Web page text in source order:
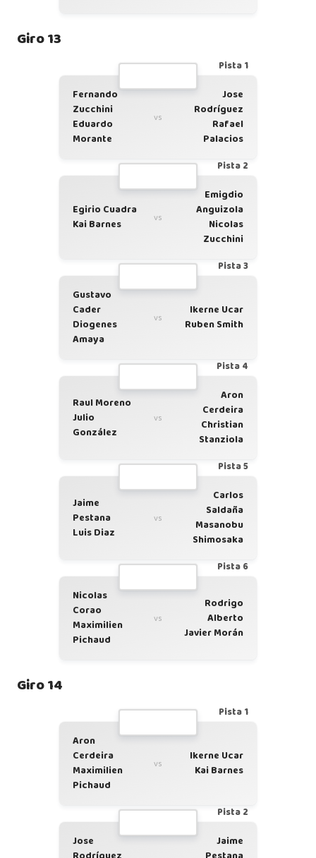
Giro 13
Pista 1
Fernando
Zucchini
Eduardo
Morante
vs
Jose
Rodríguez
Rafael
Palacios
Pista 2
Egirio Cuadra
Kai Barnes
vs
Emigdio
Anguizola
Nicolas
Zucchini
Pista 3
Gustavo
Cader
Diogenes
Amaya
vs
Ikerne Ucar
Ruben Smith
Pista 4
Raul Moreno
Julio
González
vs
Aron
Cerdeira
Christian
Stanziola
Pista 5
Jaime
Pestana
Luis Diaz
vs
Carlos
Saldaña
Masanobu
Shimosaka
Pista 6
Nicolas
Corao
Maximilien
Pichaud
vs
Rodrigo
Alberto
Javier Morán
Giro 14
Pista 1
Aron
Cerdeira
Maximilien
Pichaud
vs
Ikerne Ucar
Kai Barnes
Pista 2
Jose
Jaime